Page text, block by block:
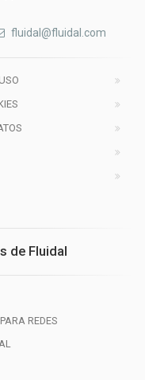
fluidal@fluidal.com
de Fluidal
REDES